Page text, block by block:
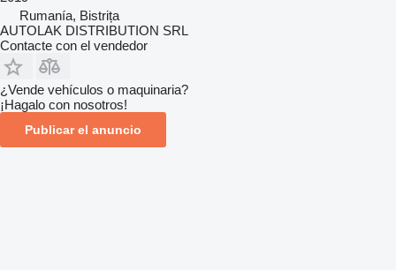
Rumanía, Bistrița
AUTOLAK DISTRIBUTION SRL
Contacte con el vendedor
¿Vende vehículos o maquinaria?
¡Hagalo con nosotros!
Publicar el anuncio